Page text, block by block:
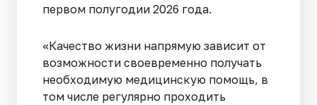
первом полугодии 2026 года.
«Качество жизни напрямую зависит от
возможности своевременно получать
необходимую медицинскую помощь, в
том числе регулярно проходить